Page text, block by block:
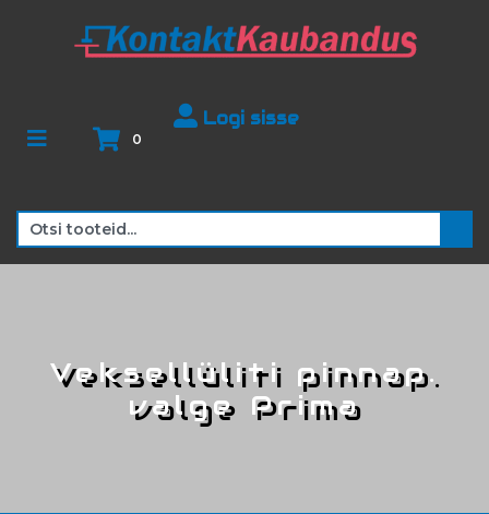
0
Logi sisse
Veksellüliti pinnap.
valge Prima